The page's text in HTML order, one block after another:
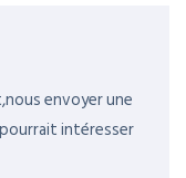
envoyer une
intéresser